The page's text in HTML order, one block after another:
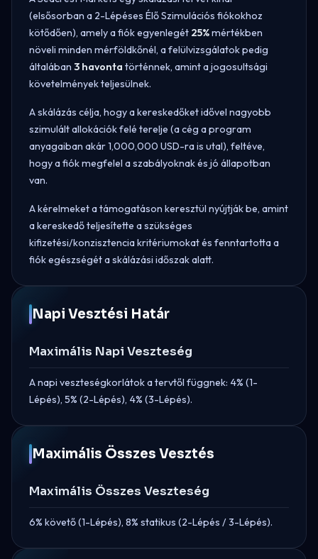
(elsősorban a 2-Lépéses Élő Szimulációs fiókokhoz
kötődően), amely a fiók egyenlegét 25%mértékben
növeli minden mérföldkőnél, a felülvizsgálatok pedig
általában 3 havonta történnek, amint a jogosultsági
követelmények teljesülnek.
A skálázás célja, hogy a kereskedőket idővel nagyobb
szimulált allokációk felé terelje (a cég a program
anyagaiban akár 1,000,000 USD-ra is utal), feltéve,
hogy a fiók megfelel a szabályoknak és jó állapotban
van.
A kérelmeket a támogatáson keresztül nyújtják be, amint
a kereskedő teljesítette a szükséges
kifizetési/konzisztencia kritériumokat és fenntartotta a
fiók egészségét a skálázási időszak alatt.
Napi Vesztési Határ
Maximális Napi Veszteség
A napi veszteségkorlátok a tervtől függnek: 4% (1-
Lépés), 5% (2-Lépés), 4% (3-Lépés).
Maximális Összes Vesztés
Maximális Összes Veszteség
6% követő (1-Lépés), 8% statikus (2-Lépés / 3-Lépés).